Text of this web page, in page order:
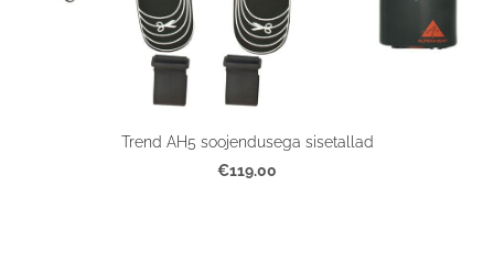
Trend AH5 soojendusega sisetallad
€119.00